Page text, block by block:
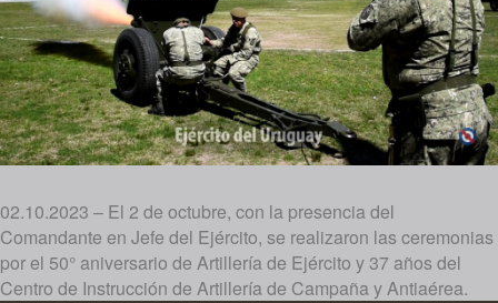
02.10.2023 – El 2 de octubre, con la presencia del
Comandante en Jefe del Ejército, se realizaron las ceremonias
por el 50° aniversario de Artillería de Ejército y 37 años del
Centro de Instrucción de Artillería de Campaña y Antiaérea.